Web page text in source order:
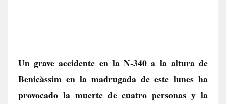
Un grave accidente en la N-340 a la altura de
Benicàssim en la madrugada de este lunes ha
provocado la muerte de cuatro personas y la